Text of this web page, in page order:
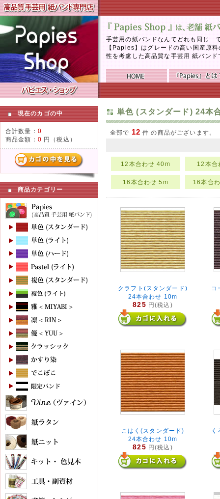
手芸用の紙バンドなんてどれも同じ...
【Papies】はグレードの高い国産原
性を考慮した高品質な手芸用 紙バン
現在のカゴの中
合計数量： 0
商品金額： 0 円（税込）
商品カテゴリー
単色 (スタンダード) 24本
全部で 12 件 の商品がございます。
12本合わせ 40m 12本合
16本合わせ 5m 16本合
クラフト(スタンダード)
24本合わせ 10m
825 円(税込)
コ
こはく(スタンダード)
24本合わせ 10m
825 円(税込)
く